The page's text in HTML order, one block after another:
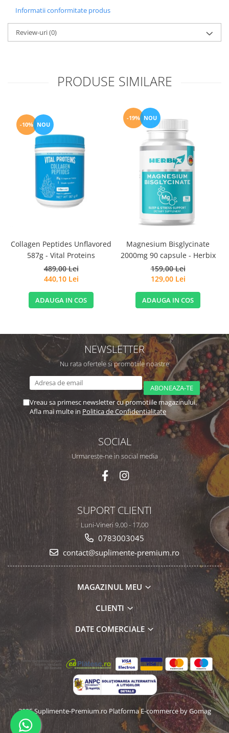
Informatii conformitate produs
Review-uri(0)
PRODUSE SIMILARE
-10% NOU
Collagen Peptides Unflavored
587g - Vital Proteins
489,00 Lei
440,10 Lei
ADAUGA IN COS
-19% NOU
Magnesium Bisglycinate
2000mg 90 capsule - Herbix
159,00 Lei
129,00 Lei
ADAUGA IN COS
NEWSLETTER
Nu rata ofertele si promotiile noastre
Vreau sa primesc newsletter cu promotiile magazinului.
Afla mai multe in Politica de Confidentialitate
SOCIAL
Urmareste-ne in social media
SUPORT CLIENTI
Luni-Vineri 9,00 - 17,00
0783003045
contact@suplimente-premium.ro
MAGAZINUL MEU
CLIENTI
DATE COMERCIALE
2025 Suplimente-Premium.ro Platforma E-commerce by Gomag